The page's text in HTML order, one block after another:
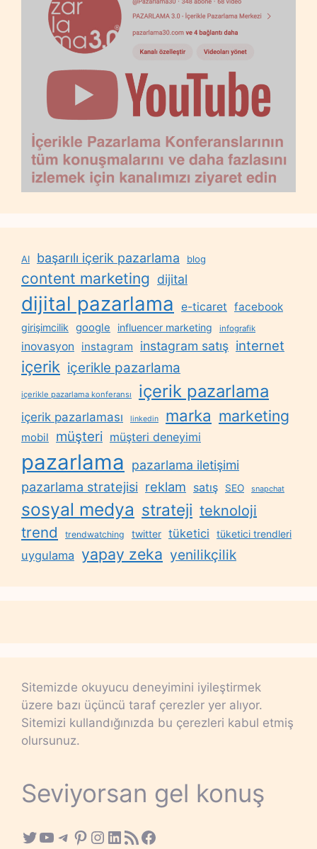
AI başarılı içerik pazarlama blog
content marketing dijital
dijital pazarlama e-ticaret facebook
girişimcilik google influencer marketing infografik
inovasyon instagram instagram satış internet
içerik içerikle pazarlama
içerikle pazarlama konferansı içerik pazarlama
içerik pazarlaması linkedin marka marketing
mobil müşteri müşteri deneyimi
pazarlama
pazarlama iletişimi
pazarlama stratejisi reklam satış SEO snapchat
sosyal medya strateji teknoloji
trend trendwatching twitter tüketici tüketici trendleri
uygulama yapay zeka yenilikçilik
Sitemizde okuyucu deneyimini iyileştirmek
üzere bazı üçüncü taraf çerezler yer alıyor.
Sitemizi kullandığınızda bu çerezleri kabul etmiş
olursunuz.
Seviyorsan gel konuş
Twitter
YouTube
Telegram
Pinterest
Instagram
LinkedIn
RSS FeedFacebook